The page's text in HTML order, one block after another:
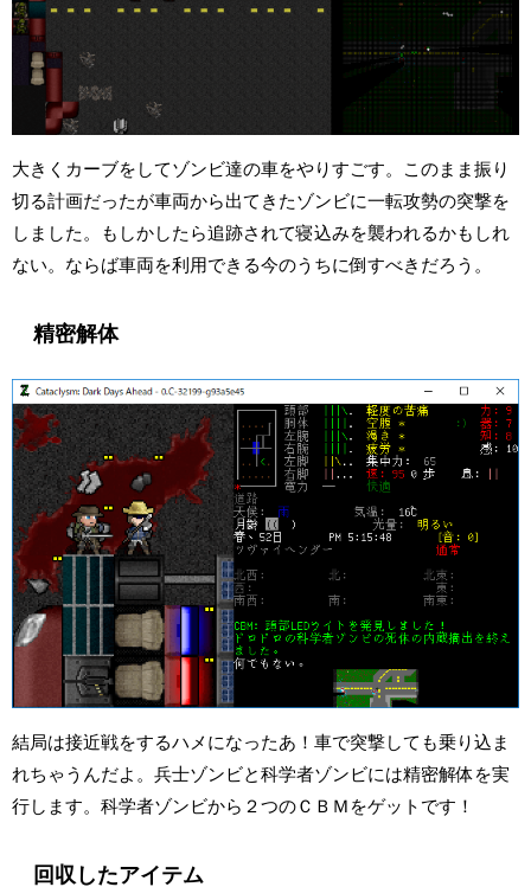
大きくカーブをしてゾンビ達の車をやりすごす。このまま振り
切る計画だったが車両から出てきたゾンビに一転攻勢の突撃を
しました。もしかしたら追跡されて寝込みを襲われるかもしれ
ない。ならば車両を利用できる今のうちに倒すべきだろう。
精密解体
結局は接近戦をするハメになったあ！車で突撃しても乗り込ま
れちゃうんだよ。兵士ゾンビと科学者ゾンビには精密解体を実
行します。科学者ゾンビから２つのＣＢＭをゲットです！
回収したアイテム